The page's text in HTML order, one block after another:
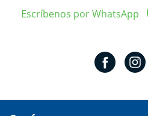
Escríbenos por WhatsApp